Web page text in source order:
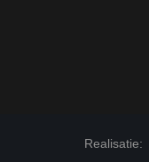
Realisatie: